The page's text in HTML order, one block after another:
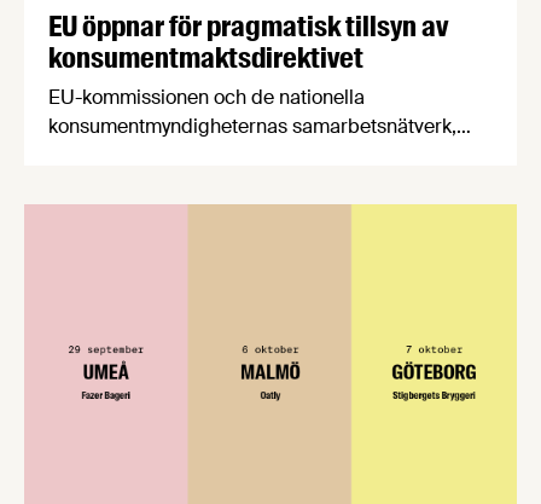
EU öppnar för pragmatisk tillsyn av
konsumentmaktsdirektivet
EU-kommissionen och de nationella
konsumentmyndigheternas samarbetsnätverk,